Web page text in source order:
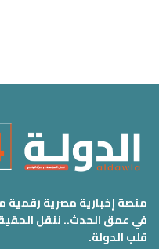
منصة إخبارية مصرية
في عمق الحدث.. ننقل
قلب الدولة.